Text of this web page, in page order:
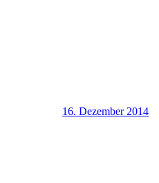
16. Dezember 2014